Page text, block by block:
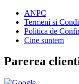
ANPC
Termeni si
Politica de
Cine suntem
Parerea